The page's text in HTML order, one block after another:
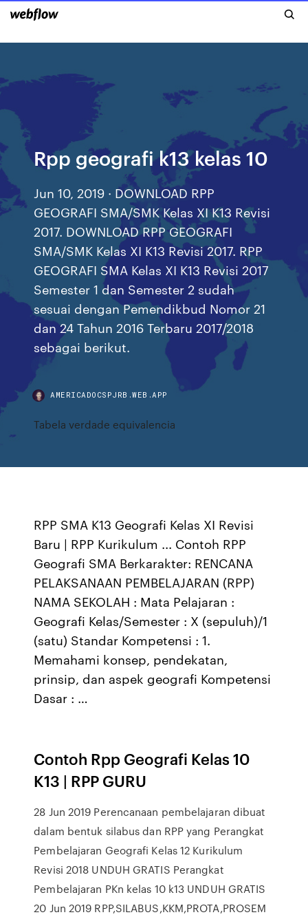
Rpp geografi k13 kelas 10
Jun 10, 2019 · DOWNLOAD RPP
GEOGRAFI SMA/SMK Kelas XI K13 Revisi
2017. DOWNLOAD RPP GEOGRAFI
SMA/SMK Kelas XI K13 Revisi 2017. RPP
GEOGRAFI SMA Kelas XI K13 Revisi 2017
Semester 1 dan Semester 2 sudah
sesuai dengan Pemendikbud Nomor 21
dan 24 Tahun 2016 Terbaru 2017/2018
sebagai berikut.
AMERICADOCSPJRB.WEB.APP
Tabela verdade equivalencia
RPP SMA K13 Geografi Kelas XI Revisi
Baru | RPP Kurikulum ... Contoh RPP
Geografi SMA Berkarakter: RENCANA
PELAKSANAAN PEMBELAJARAN (RPP)
NAMA SEKOLAH : Mata Pelajaran :
Geografi Kelas/Semester : X (sepuluh)/1
(satu) Standar Kompetensi : 1.
Memahami konsep, pendekatan,
prinsip, dan aspek geografi Kompetensi
Dasar : …
Contoh Rpp Geografi Kelas 10
K13 | RPP GURU
28 Jun 2019 Perencanaan pembelajaran dibuat
dalam bentuk silabus dan RPP yang Perangkat
Pembelajaran Geografi Kelas 12 Kurikulum
Revisi 2018 UNDUH GRATIS Perangkat
Pembelajaran PKn kelas 10 k13 UNDUH GRATIS
20 Jun 2019 RPP,SILABUS,KKM,PROTA,PROSEM